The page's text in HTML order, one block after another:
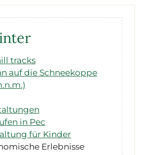
tracks
auf die Schneekoppe
in Pec
für Kinder
Erlebnisse